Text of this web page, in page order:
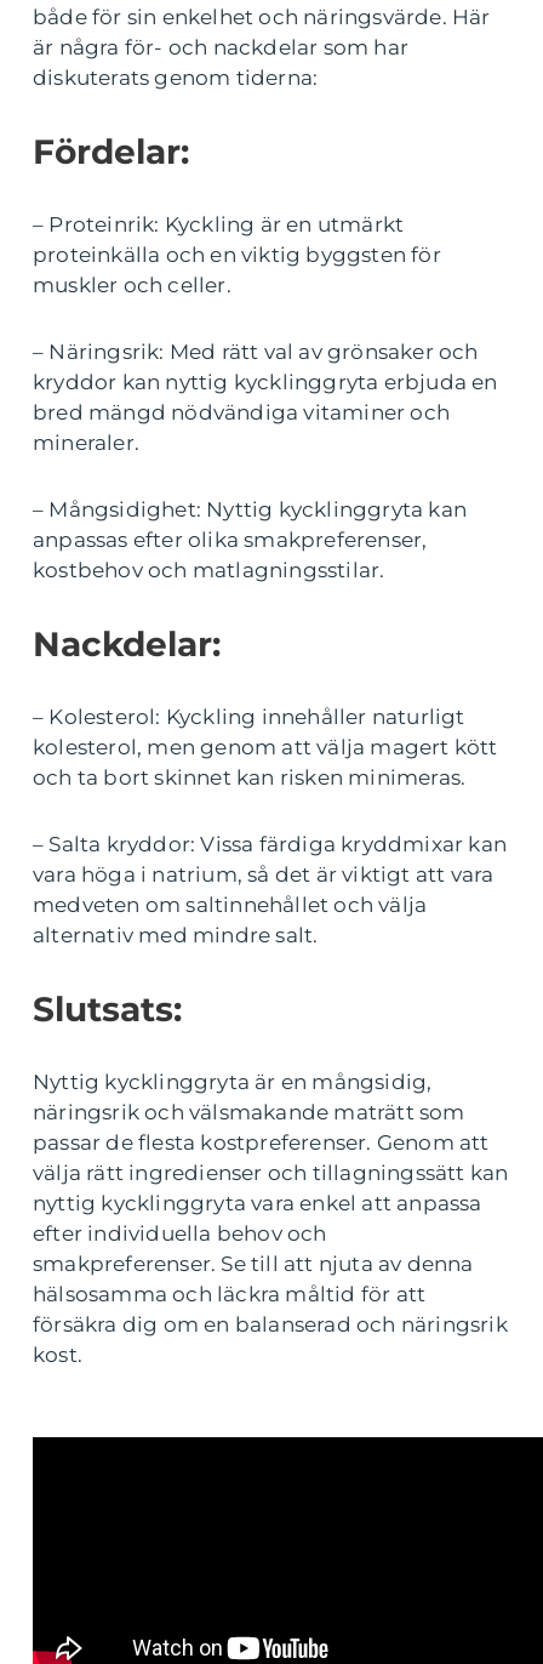
både för sin enkelhet och näringsvärde. Här
är några för- och nackdelar som har
diskuterats genom tiderna:
Fördelar:
– Proteinrik: Kyckling är en utmärkt
proteinkälla och en viktig byggsten för
muskler och celler.
– Näringsrik: Med rätt val av grönsaker och
kryddor kan nyttig kycklinggryta erbjuda en
bred mängd nödvändiga vitaminer och
mineraler.
– Mångsidighet: Nyttig kycklinggryta kan
anpassas efter olika smakpreferenser,
kostbehov och matlagningsstilar.
Nackdelar:
– Kolesterol: Kyckling innehåller naturligt
kolesterol, men genom att välja magert kött
och ta bort skinnet kan risken minimeras.
– Salta kryddor: Vissa färdiga kryddmixar kan
vara höga i natrium, så det är viktigt att vara
medveten om saltinnehållet och välja
alternativ med mindre salt.
Slutsats:
Nyttig kycklinggryta är en mångsidig,
näringsrik och välsmakande maträtt som
passar de flesta kostpreferenser. Genom att
välja rätt ingredienser och tillagningssätt kan
nyttig kycklinggryta vara enkel att anpassa
efter individuella behov och
smakpreferenser. Se till att njuta av denna
hälsosamma och läckra måltid för att
försäkra dig om en balanserad och näringsrik
kost.